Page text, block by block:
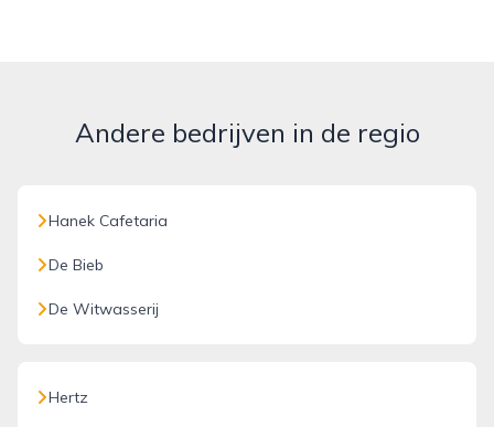
Andere bedrijven in de regio
Hanek Cafetaria
De Bieb
De Witwasserij
Hertz